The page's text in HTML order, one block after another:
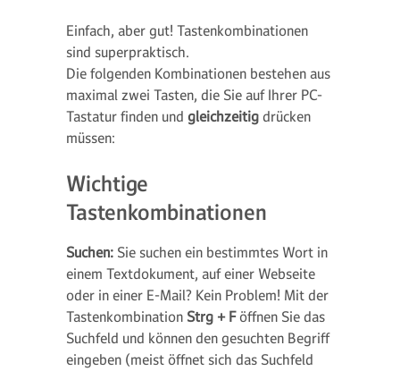
Einfach, aber gut! Tastenkombinationen
sind superpraktisch.
Die folgenden Kombinationen bestehen aus
maximal zwei Tasten, die Sie auf Ihrer PC-
Tastatur finden und gleichzeitig drücken
müssen:
Wichtige
Tastenkombinationen
Suchen: Sie suchen ein bestimmtes Wort in
einem Textdokument, auf einer Webseite
oder in einer E-Mail? Kein Problem! Mit der
Tastenkombination Strg + Föffnen Sie das
Suchfeld und können den gesuchten Begriff
eingeben (meist öffnet sich das Suchfeld